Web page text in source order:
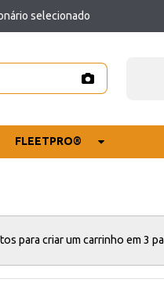
selecionado
FLEETPRO®
para criar um carrinho em 3